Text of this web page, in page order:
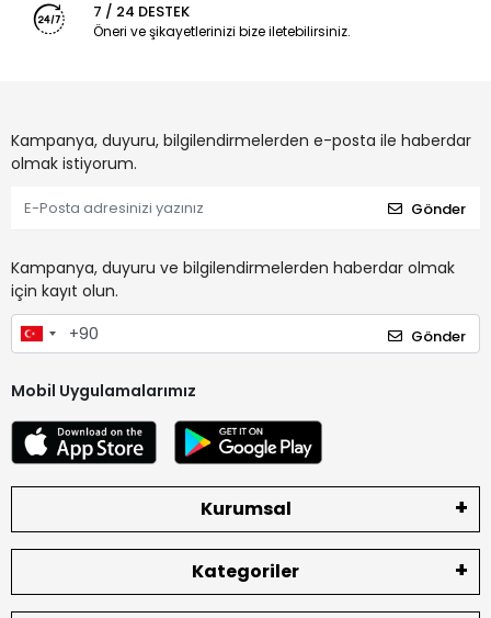
7 / 24 DESTEK
Öneri ve şikayetlerinizi bize iletebilirsiniz.
Kampanya, duyuru, bilgilendirmelerden e-posta ile haberdar
olmak istiyorum.
Gönder
Kampanya, duyuru ve bilgilendirmelerden haberdar olmak
için kayıt olun.
Gönder
Mobil Uygulamalarımız
Kurumsal
Kategoriler